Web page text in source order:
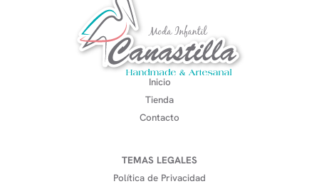
Inicio
Tienda
Contacto
TEMAS LEGALES
Política de Privacidad